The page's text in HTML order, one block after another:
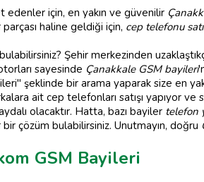
için, en yakın ve güvenilir
parçası haline geldiği için, cep telefonu
Şehir merkezinden
sayesinde Çanakkale GSM bayileri
şeklinde bir arama yaparak size en
ait cep telefonları satışı yapıyor
olacaktır. Hatta, bazı bayiler telefon
çözüm bulabilirsiniz. Unutmayın, doğru
GSM Bayileri